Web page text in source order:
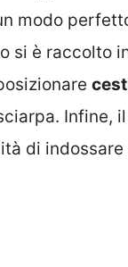
modo
si è raccolto
Infine, il
di